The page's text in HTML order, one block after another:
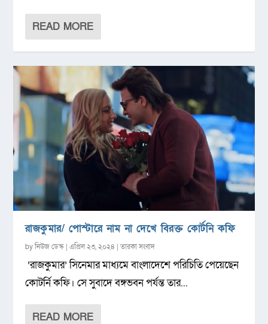
READ MORE
রাজকুমার/ পোস্টারে নাম না দেখে বিরক্ত কোর্টনি কফি
byনিউজ ডেস্ক |এপ্রিল ২৩, ২০২৪ |তারকা সংবাদ
‘রাজকুমার’ সিনেমার মাধ্যমে বাংলাদেশে পরিচিতি পেয়েছেন
কোটর্নি কফি। সে সুবাদে বঙ্গভবন পর্যন্ত তার...
READ MORE